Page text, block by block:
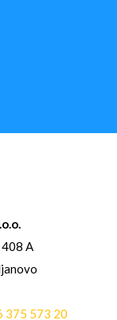
A
375 573 20